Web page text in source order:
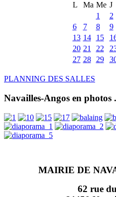
L
Ma Me J
1
2
6
7 8 9
13 14 15
20 21 22
27 28 29
PLANNING DES SALLES
Navailles-Angos en photos
MAIRIE DE
62 rue